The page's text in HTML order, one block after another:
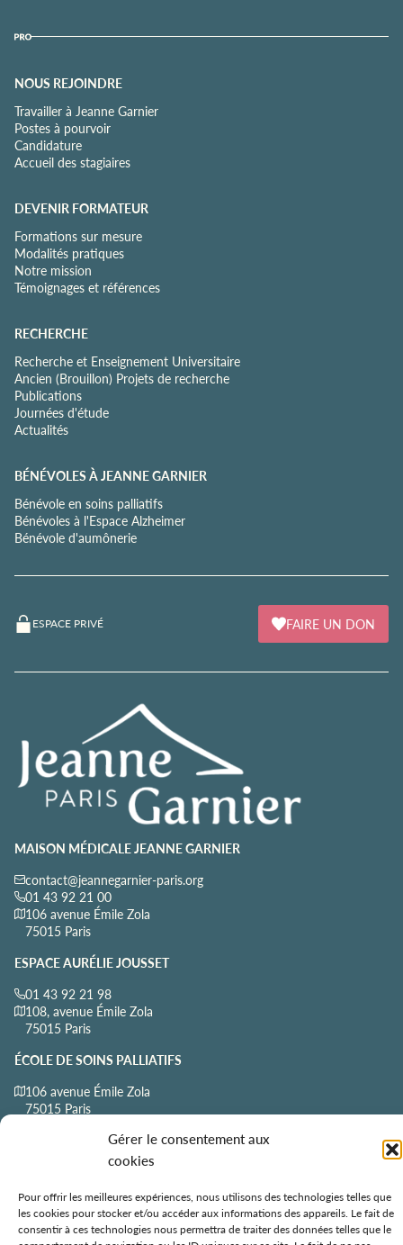
Gérer le consentement aux
cookies
Pour offrir les meilleures expériences, nous utilisons des technologies telles que
les cookies pour stocker et/ou accéder aux informations des appareils. Le fait de
consentir à ces technologies nous permettra de traiter des données telles que le
NOUS REJOINDRE
Travailler à Jeanne Garnier
Postes à pourvoir
Candidature
Accueil des stagiaires
DEVENIR FORMATEUR
Formations sur mesure
Modalités pratiques
Notre mission
Témoignages et références
RECHERCHE
Recherche et Enseignement Universitaire
Ancien (Brouillon) Projets de recherche
Publications
Journées d'étude
Actualités
BÉNÉVOLES À JEANNE GARNIER
Bénévole en soins palliatifs
Bénévoles à l'Espace Alzheimer
Bénévole d'aumônerie
ESPACE PRIVÉ FAIRE UN DON
MAISON MÉDICALE JEANNE GARNIER
contact@jeannegarnier-paris.org
01 43 92 21 00
106 avenue Émile Zola
75015 Paris
ESPACE AURÉLIE JOUSSET
01 43 92 21 98
108, avenue Émile Zola
75015 Paris
ÉCOLE DE SOINS PALLIATIFS
106 avenue Émile Zola
75015 Paris
Tous droits réservés ©2026 — Jeanne Garnier – Paris